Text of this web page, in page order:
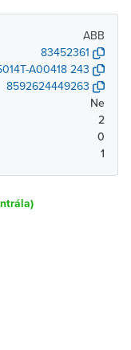
ABB
83452361
A00418 243
8592624449263
Ne
2
0
1